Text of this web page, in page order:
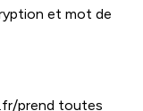
et mot de
prend toutes